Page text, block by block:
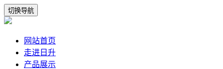
切换导航
网站首页
走进日升
产品展示